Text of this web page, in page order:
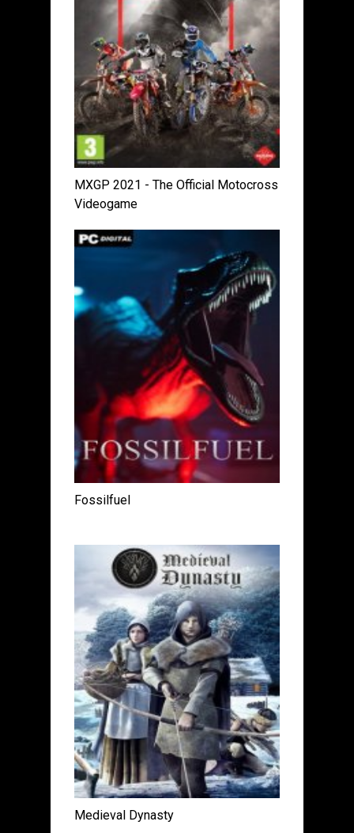
MXGP 2021 - The Official Motocross
Videogame
Fossilfuel
Medieval Dynasty